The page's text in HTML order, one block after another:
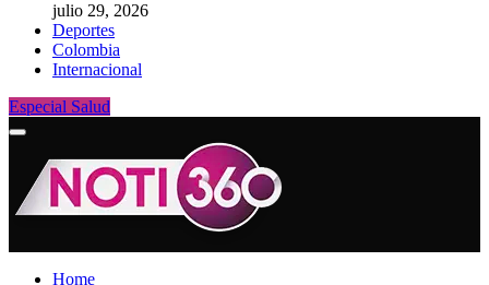
julio 29, 2026
Deportes
Colombia
Internacional
Especial Salud
Home